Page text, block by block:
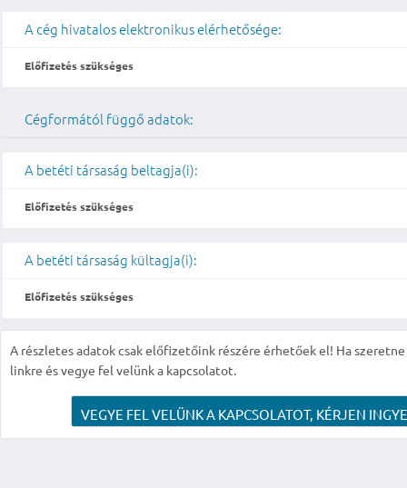
A cég hivatalos elektronikus elérhetősége:
Előfizetés szükséges
Cégformától függő adatok:
A betéti társaság beltagja(i):
Előfizetés szükséges
A betéti társaság kültagja(i):
Előfizetés szükséges
A részletes adatok csak előfizetőink részére érhetőek el! Ha
linkre és vegye fel velünk a kapcsolatot.
VEGYE FEL VELÜNK A KAPCSOLATOT, KÉRJEN